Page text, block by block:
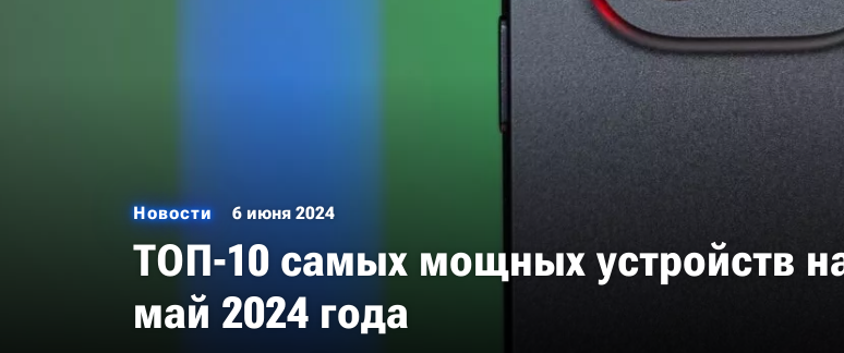
Новости 6 июня 2024
ТОП-10 самых мощных устройств
май 2024 года